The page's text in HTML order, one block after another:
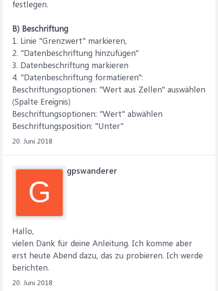
festlegen.
B) Beschriftung
1. Linie "Grenzwert" markieren,
2. "Datenbeschriftung hinzufügen"
3. Datenbeschriftung markieren
4. "Datenbeschriftung formatieren":
Beschriftungsoptionen: "Wert aus Zellen" auswählen
(Spalte Ereignis)
Beschriftungsoptionen: "Wert" abwählen
Beschriftungsposition: "Unter"
20. Juni 2018
G
gpswanderer
Hallo,
vielen Dank für deine Anleitung. Ich komme aber
erst heute Abend dazu, das zu probieren. Ich werde
berichten.
20. Juni 2018